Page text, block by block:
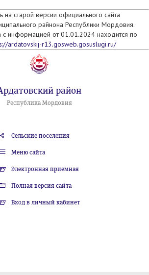
на старой версии официального сайта
райнона Республики Мордовия.
с информацией от 01.01.2024 находится по
ardatovskij-r13.gosweb.gosuslugi.ru/
район
Республика Мордовия
Сельские поселения
Меню сайта
Электронная приемная
Полная версия сайта
Вход в личный кабинет